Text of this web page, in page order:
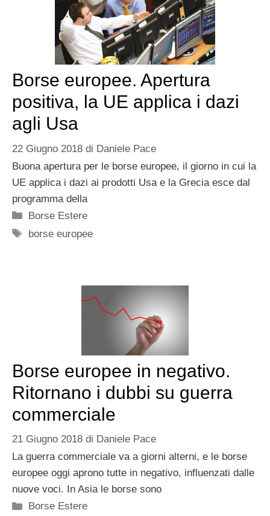
Borse europee. Apertura
positiva, la UE applica i dazi
agli Usa
22 Giugno 2018 di Daniele Pace
Buona apertura per le borse europee, il giorno in cui la
UE applica i dazi ai prodotti Usa e la Grecia esce dal
programma della
Categorie
Borse Estere
Tag
borse europee
Borse europee in negativo.
Ritornano i dubbi su guerra
commerciale
21 Giugno 2018 di Daniele Pace
La guerra commerciale va a giorni alterni, e le borse
europee oggi aprono tutte in negativo, influenzati dalle
nuove voci. In Asia le borse sono
Categorie
Borse Estere